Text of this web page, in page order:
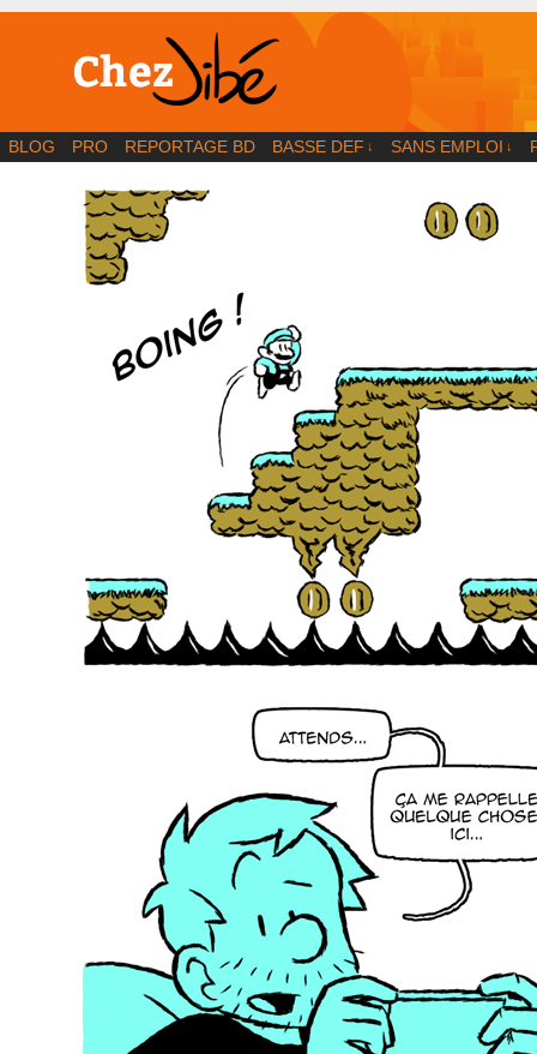
BD | Illustration | Blog
BLOG PRO REPORTAGE BD BASSE DEF ↓ SANS EMPLOI ↓